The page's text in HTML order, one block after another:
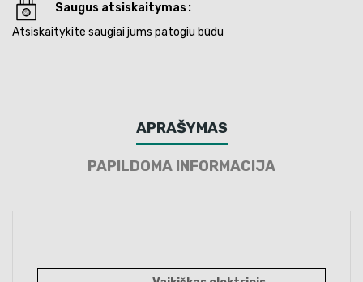
Saugus atsiskaitymas
Atsiskaitykite saugiai jums patogiu būdu
APRAŠYMAS
PAPILDOMA INFORMACIJA